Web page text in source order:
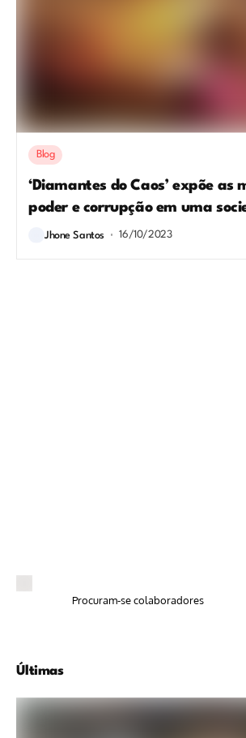
Blog
‘Diamantes do Caos’ expõe as
poder e corrupção em uma
Jhone Santos 16/10/2023
Procuram-se colaboradores
Últimas